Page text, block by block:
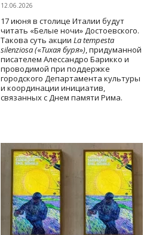
12.06.2026
17 июня в столице Италии будут
читать «Белые ночи» Достоевского.
Такова суть акции La tempesta
silenziosa («Тихая буря»), придуманной
писателем Алессандро Барикко и
проводимой при поддержке
городского Департамента культуры
и координации инициатив,
связанных с Днем памяти Рима.